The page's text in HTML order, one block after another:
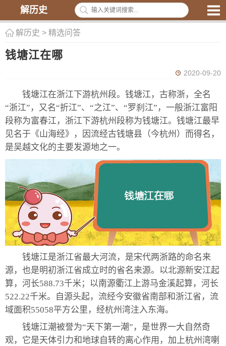
解历史
解历史 > 精选问答
钱塘江在哪
2020-09-20
钱塘江在浙江下游杭州段。钱塘江，古称浙，全名
“浙江”，又名“折江”、“之江”、“罗刹江”，一般浙江富阳
段称为富春江，浙江下游杭州段称为钱塘江。钱塘江最早
见名于《山海经》，因流经古钱塘县（今杭州）而得名，
是吴越文化的主要发源地之一。
钱塘江是浙江省最大河流，是宋代两浙路的命名来
源，也是明初浙江省成立时的省名来源。以北源新安江起
算，河长588.73千米；以南源衢江上游马金溪起算，河长
522.22千米。自源头起，流经今安徽省南部和浙江省，流
域面积55058平方公里，经杭州湾注入东海。
钱塘江潮被誉为“天下第一潮”，是世界一大自然奇
观，它是天体引力和地球自转的离心作用，加上杭州湾喇